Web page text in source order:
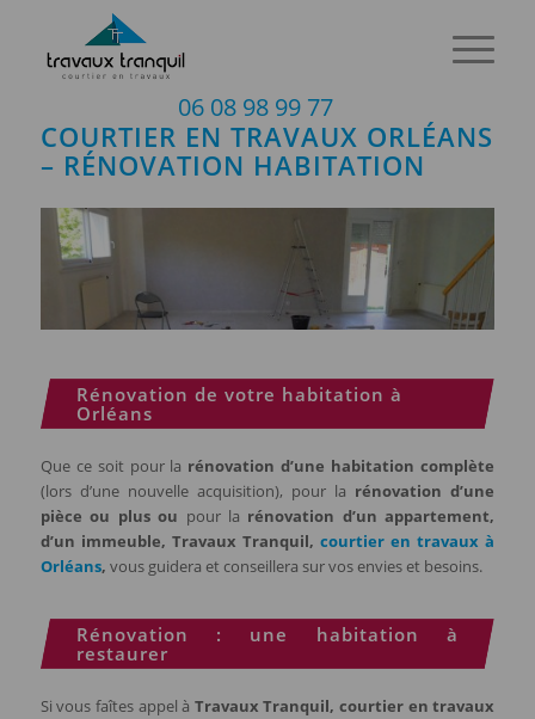
06 08 98 99 77
COURTIER EN TRAVAUX ORLÉANS
– RÉNOVATION HABITATION
Rénovation de votre habitation à
Orléans
Que ce soit pour la rénovation d’une habitation complète
(lors d’une nouvelle acquisition), pour la rénovation d’une
pièce ou plus ou pour la rénovation d’un appartement,
d’un immeuble, Travaux Tranquil,courtier en travaux à
Orléans, vous guidera et conseillera sur vos envies et besoins.
Rénovation : une habitation à
restaurer
Si vous faîtes appel à Travaux Tranquil, courtier en travaux